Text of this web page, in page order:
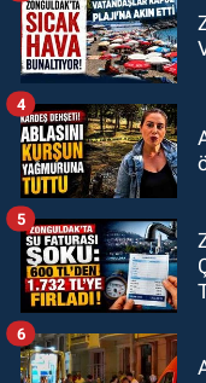
4
5
6